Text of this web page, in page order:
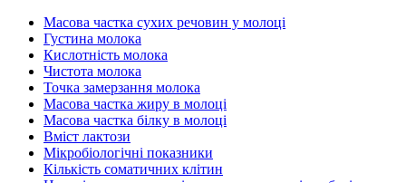
Масова частка сухих речовин у молоці
Густина молока
Кислотність молока
Чистота молока
Точка замерзання молока
Масова частка жиру в молоці
Масова частка білку в молоці
Вміст лактози
Мікробіологічні показники
Кількість соматичних клітин